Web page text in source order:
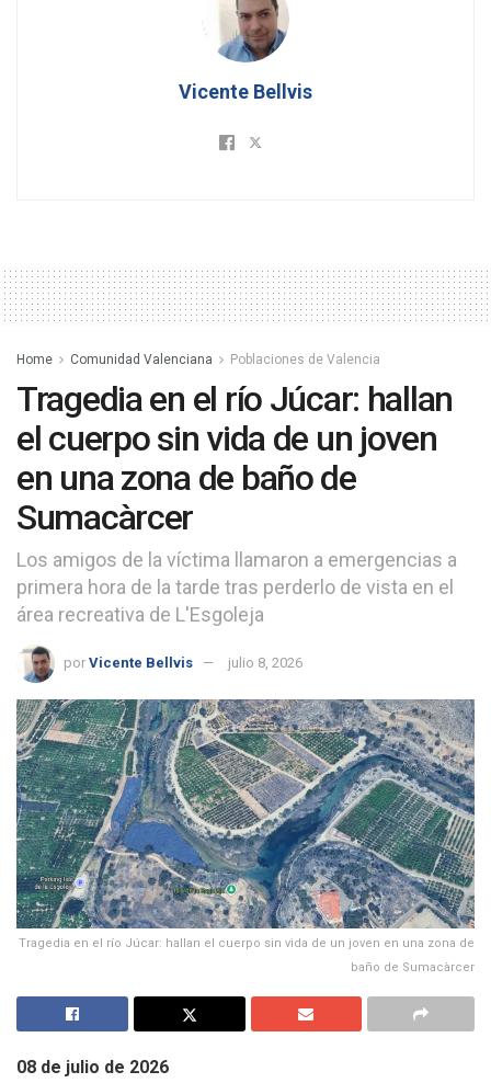
Vicente Bellvis
Home Comunidad Valenciana Poblaciones de Valencia
Tragedia en el río Júcar: hallan
el cuerpo sin vida de un joven
en una zona de baño de
Sumacàrcer
Los amigos de la víctima llamaron a emergencias a
primera hora de la tarde tras perderlo de vista en el
área recreativa de L'Esgoleja
por Vicente Bellvis julio 8, 2026
Tragedia en el río Júcar: hallan el cuerpo sin vida de un joven en una zona de
baño de Sumacàrcer
08 de julio de 2026